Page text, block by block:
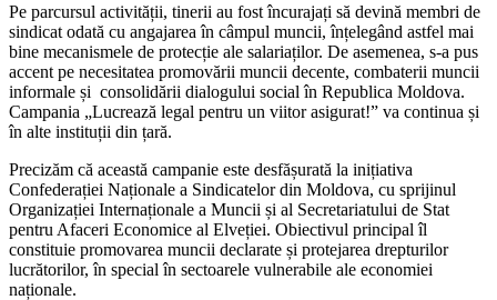
Pe parcursul activității, tinerii au fost încurajați să devină membri de
sindicat odată cu angajarea în câmpul muncii, înțelegând astfel mai
bine mecanismele de protecție ale salariaților. De asemenea, s-a pus
accent pe necesitatea promovării muncii decente, combaterii muncii
informale și consolidării dialogului social în Republica Moldova.
Campania „Lucrează legal pentru un viitor asigurat!” va continua și
în alte instituții din țară.
Precizăm că această campanie este desfășurată la inițiativa
Confederației Naționale a Sindicatelor din Moldova, cu sprijinul
Organizației Internaționale a Muncii și al Secretariatului de Stat
pentru Afaceri Economice al Elveției. Obiectivul principal îl
constituie promovarea muncii declarate și protejarea drepturilor
lucrătorilor, în special în sectoarele vulnerabile ale economiei
naționale.